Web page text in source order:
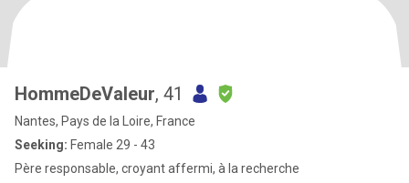
HommeDeValeur, 41
Nantes, Pays de la Loire, France
Seeking: Female 29 - 43
Père responsable, croyant affermi, à la recherche